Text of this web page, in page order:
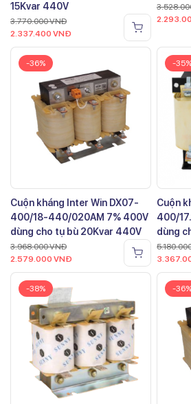
15Kvar 440V
3.770.000VNĐ
2.337.400 VNĐ
-36%
Cuộn kháng Inter Win DX07-
400/18-440/020AM 7% 400V
dùng cho tụ bù 20Kvar 440V
3.968.000VNĐ
2.579.000 VNĐ
-35%
Cuộn
400/
dùng
-38% -36%